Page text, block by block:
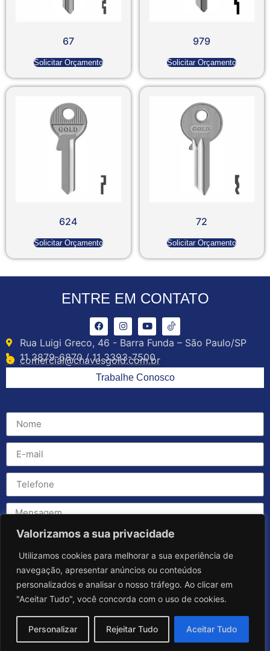
Valorizamos a sua privacidade
Utilizamos cookies para melhorar a sua experiência de
navegação, apresentar anúncios ou conteúdos
personalizados e analisar o nosso tráfego. Ao clicar em
"Aceitar Tudo", você concorda com o uso de cookies.
Personalizar Rejeitar Tudo Aceitar Tudo
67
Solicitar Orçamento
979
Solicitar Orçamento
624
Solicitar Orçamento
72
Solicitar Orçamento
ENTRE EM CONTATO
Rua Luigi Greco, 46 - Barra Funda – São Paulo/SP
11 3879-6870 / 11 3393-7500
comercial@chavesgold.com.br
Trabalhe Conosco
Enviar